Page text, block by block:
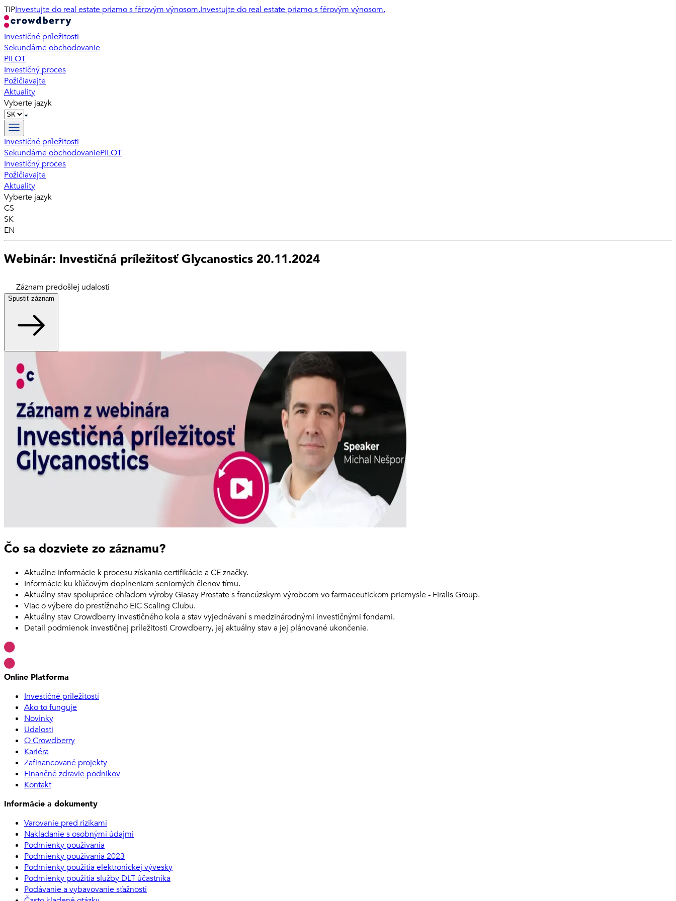
TIPInvestujte do real estate priamo s férovým výnosom.Investujte do real estate priamo s férovým výnosom.
Investičné príležitosti
Sekundárne obchodovanie
PILOT
Investičný proces
Požičiavajte
Aktuality
Vyberte jazyk
Investičné príležitosti
Sekundárne obchodovaniePILOT
Investičný proces
Požičiavajte
Aktuality
Vyberte jazyk
CS
SK
EN
Webinár: Investičná príležitosť Glycanostics 20.11.2024
Záznam predošlej udalosti
Spustiť záznam
Čo sa dozviete zo záznamu?
Aktuálne informácie k procesu získania certifikácie a CE značky.
Informácie ku kľúčovým doplneniam seniorných členov tímu.
Aktuálny stav spolupráce ohľadom výroby Giasay Prostate s francúzskym výrobcom vo farmaceutickom priemysle - Firalis Group.
Viac o výbere do prestížneho EIC Scaling Clubu.
Aktuálny stav Crowdberry investičného kola a stav vyjednávaní s medzinárodnými investičnými fondami.
Detail podmienok investičnej príležitosti Crowdberry, jej aktuálny stav a jej plánované ukončenie.
Online Platforma
Investičné príležitosti
Ako to funguje
Novinky
Udalosti
O Crowdberry
Kariéra
Zafinancované projekty
Finančné zdravie podnikov
Kontakt
Informácie a dokumenty
Varovanie pred rizikami
Nakladanie s osobnými údajmi
Podmienky používania
Podmienky používania 2023
Podmienky použitia elektronickej vývesky
Podmienky použitia služby DLT účastníka
Podávanie a vybavovanie sťažností